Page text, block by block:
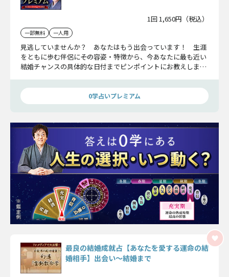
1回 1,650円（税込）
一部無料 一人用
見逃していませんか？ あなたはもう出会っています！ 生涯
をともに歩む伴侶に――その容姿・特徴から、今あなたに最も近い
結婚チャンスの具体的な日付までピンポイントにお教えしま
度ご覧ください！
0学占いプレミアム
最良の結婚成就占【あなたを愛する運命の結
婚相手】出会い〜結婚まで